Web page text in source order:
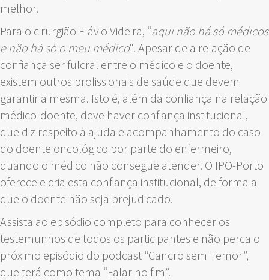
melhor.
Para o cirurgião Flávio Videira, “aqui não há só médicos
e não há só o meu médico“. Apesar de a relação de
confiança ser fulcral entre o médico e o doente,
existem outros profissionais de saúde que devem
garantir a mesma. Isto é, além da confiança na relação
médico-doente, deve haver confiança institucional,
que diz respeito à ajuda e acompanhamento do caso
do doente oncológico por parte do enfermeiro,
quando o médico não consegue atender. O IPO-Porto
oferece e cria esta confiança institucional, de forma a
que o doente não seja prejudicado.
Assista ao episódio completo para conhecer os
testemunhos de todos os participantes e não perca o
próximo episódio do podcast “Cancro sem Temor”,
que terá como tema “Falar no fim”.